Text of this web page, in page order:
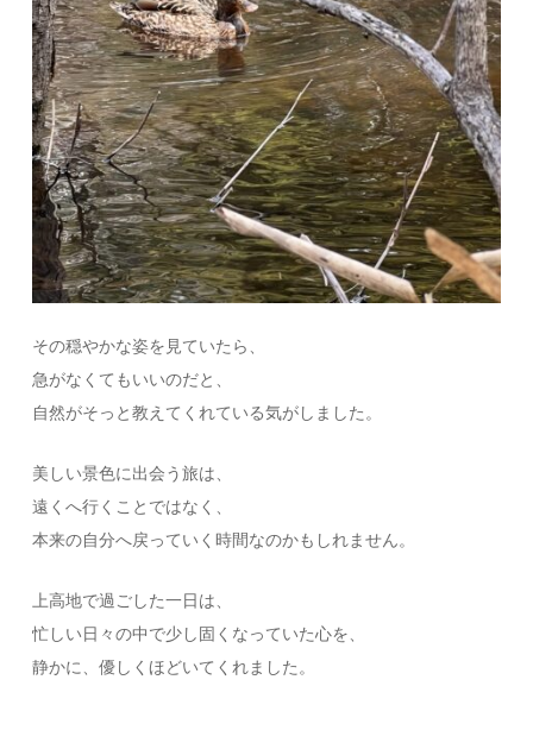
その穏やかな姿を見ていたら、
急がなくてもいいのだと、
自然がそっと教えてくれている気がしました。
美しい景色に出会う旅は、
遠くへ行くことではなく、
本来の自分へ戻っていく時間なのかもしれません。
上高地で過ごした一日は、
忙しい日々の中で少し固くなっていた心を、
静かに、優しくほどいてくれました。